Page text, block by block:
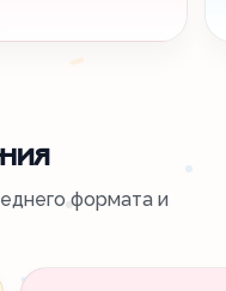
формата и